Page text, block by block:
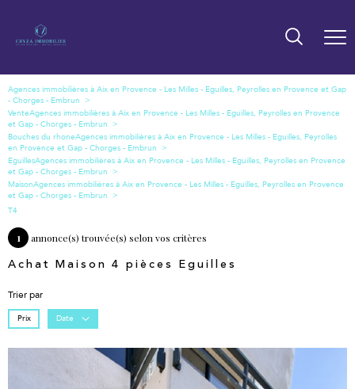
Vente
Bouches du rhone
Eguilles
Maison
T4
1 annonce(s) trouvée(s) selon vos critères
Achat Maison 4 pièces Eguilles
Trier par
Prix Date